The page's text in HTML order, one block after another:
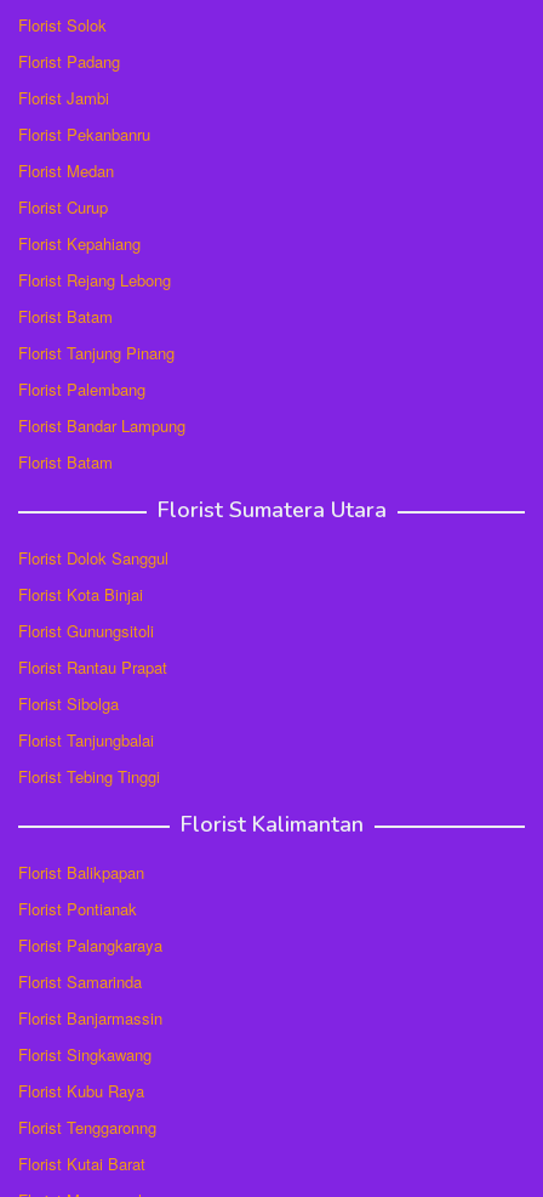
Florist Solok
Florist Padang
Florist Jambi
Florist Pekanbanru
Florist Medan
Florist Curup
Florist Kepahiang
Florist Rejang Lebong
Florist Batam
Florist Tanjung Pinang
Florist Palembang
Florist Bandar Lampung
Florist Batam
Florist Sumatera Utara
Florist Dolok Sanggul
Florist Kota Binjai
Florist Gunungsitoli
Florist Rantau Prapat
Florist Sibolga
Florist Tanjungbalai
Florist Tebing Tinggi
Florist Kalimantan
Florist Balikpapan
Florist Pontianak
Florist Palangkaraya
Florist Samarinda
Florist Banjarmassin
Florist Singkawang
Florist Kubu Raya
Florist Tenggaronng
Florist Kutai Barat